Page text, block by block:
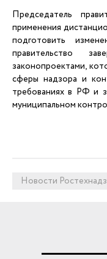
Председатель
применения
подготовить
правительство
законопроектами,
сферы надзора и
требованиях в РФ и
муниципальном
Новости